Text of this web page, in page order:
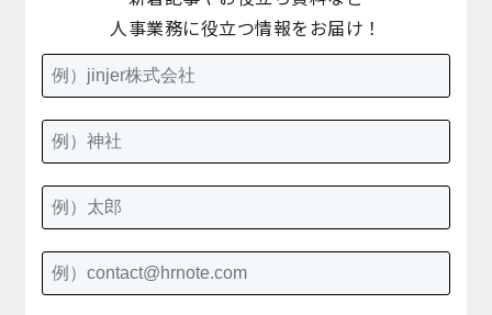
人事業務に役立つ情報をお届け！